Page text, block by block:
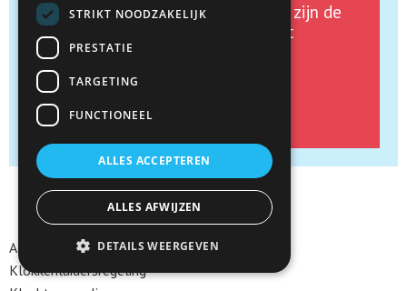
Jouw uitdagingen en problemen zijn de
onze: wij krijgen energie van het
oplossen van deze uitdagingen.
Algemene voorwaarden
Klokkenluidersregeling
STRIKT NOODZAKELIJK
PRESTATIE
TARGETING
FUNCTIONEEL
ALLES ACCEPTEREN
ALLES AFWIJZEN
DETAILS WEERGEVEN